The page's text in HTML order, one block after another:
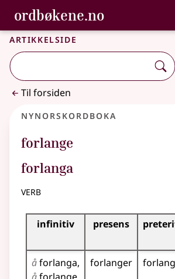
Gå til hovedinnhold
Tilgjengelighet
ordbøkene.no,
Bokmålsordboka og Nynorskordboka
Artikkelside
Til forsiden
Nynorskordboka
forlange
forlanga
verb
Bøyningstabell for dette verbet
infinitiv presens
åforlanga
forlanger